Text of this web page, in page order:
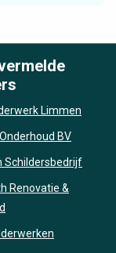
Limmen
BV
Schildersbedrijf
Renovatie &